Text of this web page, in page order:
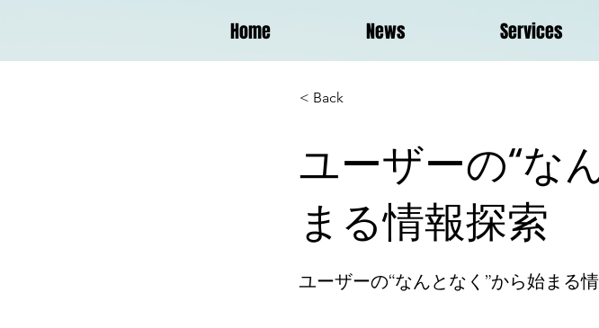
Home News Services
< Back
ユーザーの“な
まる情報探索
ユーザーの“なんとなく”から始まる